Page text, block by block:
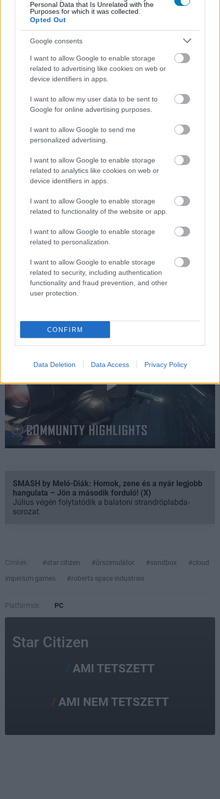
Personal Data that Is Unrelated with the
Purposes for which it was collected.
Opted Out
Google consents
I want to allow Google to enable storage
related to advertising like cookies on web or
device identifiers in apps.
I want to allow my user data to be sent to
Google for online advertising purposes.
I want to allow Google to send me
personalized advertising.
I want to allow Google to enable storage
related to analytics like cookies on web or
device identifiers in apps.
I want to allow Google to enable storage
related to functionality of the website or app.
I want to allow Google to enable storage
related to personalization.
I want to allow Google to enable storage
related to security, including authentication
functionality and fraud prevention, and other
user protection.
CONFIRM
Data Deletion Data Access Privacy Policy
Star Citizenkészítői nemrég ismét munkába álltak az
ünnepi szünet után, némi tájékoztatást küldtek a
támogatóiknak arról, mik is lesznek a legfőbb teendőik
2017-ben. Rajongókból, akik pénzzel is beszálltak a
fejlesztésbe pedig nincs hiány, ugyanis nemrég 141
millió dollár fölé ért a támogatóktól befolyt összeg.
A Cloud Imperium a nekik küldött e-mailben megírta,
hogy hamarosan egy kisebb, 2.6.1-es sorszámmal
ellátott frissítéssel is készülnek a korábban kiadott alfa
verzióhoz, ezzel pótolva a 2.6-ból végül kimaradt feature-
és stabilitásán is. Ugyan a Star Citizen és a Squadron 42
idei fejlesztésimenetrendjének konkrét részleteit az
elkövetkezendő időszakban alakítják ki csapatukkal az
egyes részlegek vezetői, azt már most megírták a
készítők, hogy az engine további fejlesztése mellett több
új játékrendszert is szeretnének beépíteni idén.
Emellett a rajongók tájékoztatásán és a közösségi
funkciókon is komoly változtatásokat eszközölnek majd.
Végül kiadtak egy új videót is, amiben a nemrég kiadott
szabadon irányítható kamerával készült látványos
screenshotokból és videókból láthatunk egy nem
SMASH by Meló-Diák: Homok, zene és a nyár legjobb
hangulata – Jön a második forduló! (X)
Július végén folytatódik a balatoni strandröplabda-
sorozat.
Címkék: #star citizen #űrszimulátor #sandbox
#cloud
imperium games
#roberts space industries
Platformok: PC
Star Citizen
AMI TETSZETT
AMI NEM TETSZETT